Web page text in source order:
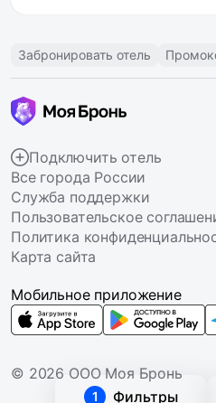
1 Фильтры
Забронировать отель
Подключить отель
Все города России
Служба поддержки
Пользовательское
Политика
Карта сайта
© 2026 ООО Моя Бронь
Мобильное приложение